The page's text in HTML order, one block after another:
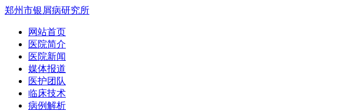
郑州市银屑病研究所
网站首页
医院简介
医院新闻
媒体报道
医护团队
临床技术
病例解析